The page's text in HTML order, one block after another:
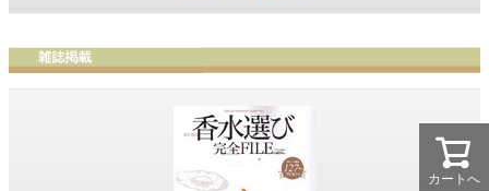
カートへ